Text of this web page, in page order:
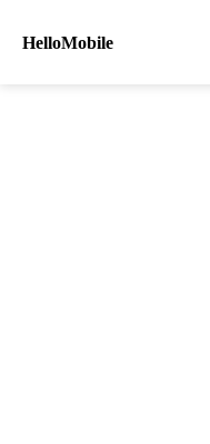
HelloMobile